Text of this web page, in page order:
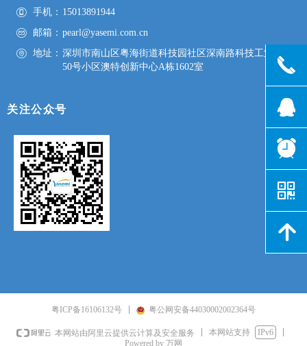
关注公众号
手机： 15013891944
邮箱： pearl@yasemi.com.cn
地址： 深圳市南山区粤海街道科技园社区深南路科技工业园
50号小区澳特创新中心A栋1602室
粤ICP备16106132号 粤公网安备44030002002364号
本网站由阿里云提供云计算及安全服务 本网站支持
IPv6
Powered by 万网
끅
뀩
뀥
낃
녕